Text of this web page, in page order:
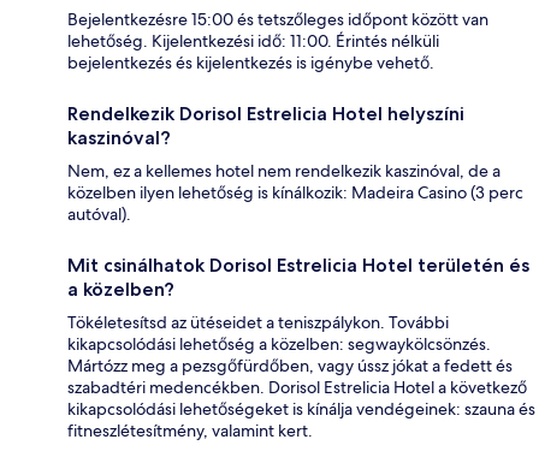
Bejelentkezésre 15:00 és tetszőleges időpont között van
lehetőség. Kijelentkezési idő: 11:00. Érintés nélküli
bejelentkezés és kijelentkezés is igénybe vehető.
Rendelkezik Dorisol Estrelicia Hotel helyszíni
kaszinóval?
Nem, ez a kellemes hotel nem rendelkezik kaszinóval, de a
közelben ilyen lehetőség is kínálkozik: Madeira Casino (3 perc
autóval).
Mit csinálhatok Dorisol Estrelicia Hotel területén és
a közelben?
Tökéletesítsd az ütéseidet a teniszpálykon. További
kikapcsolódási lehetőség a közelben: segwaykölcsönzés.
Mártózz meg a pezsgőfürdőben, vagy ússz jókat a fedett és
szabadtéri medencékben. Dorisol Estrelicia Hotel a következő
kikapcsolódási lehetőségeket is kínálja vendégeinek: szauna és
fitneszlétesítmény, valamint kert.